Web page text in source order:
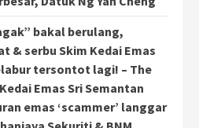
bakal berulang,
& serbu Skim Kedai Emas
tersontot lagi! – The
Kedai Emas Sri Semantan
emas ‘scammer’ langgar